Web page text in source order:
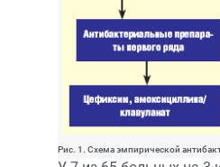
Рис. 1. Схема эмпирической